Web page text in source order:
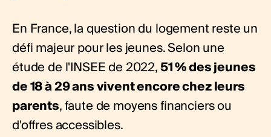
En France, la question du logement reste un
défi majeur pour les jeunes. Selonune
étude de l'INSEE de 2022,51 % des jeunes
de 18 à 29 ans vivent encore chez leurs
parents, faute de moyens financiers ou
d'offres accessibles.